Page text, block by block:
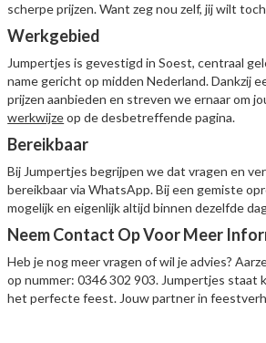
scherpe prijzen. Want zeg nou zelf, jij wilt
Werkgebied
Jumpertjes is gevestigd in Soest, centraal
name gericht op midden Nederland. Dankzij
prijzen aanbieden en streven we ernaar om
werkwijzeop de desbetreffende pagina.
Bereikbaar
Bij Jumpertjes begrijpen we dat vragen en
bereikbaar via WhatsApp. Bij een gemiste
mogelijk en eigenlijk altijd binnen dezelfde
Neem Contact Op Voor Meer
Heb je nog meer vragen of wil je advies?
op nummer: 0346 302 903. Jumpertjes staat
het perfecte feest. Jouw partner in